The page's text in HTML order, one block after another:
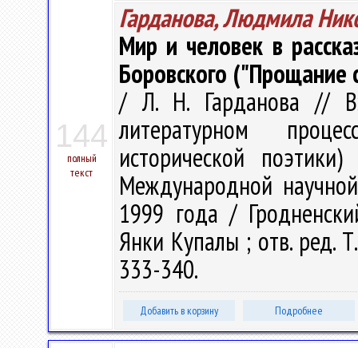
144
полный
текст
Гарданова, Людмила
Мир и человек в
Боровского
/ Л. Н. Гарданова //
литературном
исторической
Международной
1999 года /
Янки Купалы ; отв. ред.
333-340.
Добавить в корзину Подробнее